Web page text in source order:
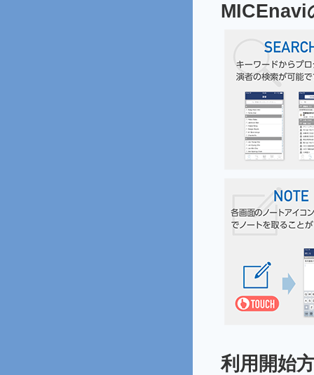
MICEnavi
利用開始